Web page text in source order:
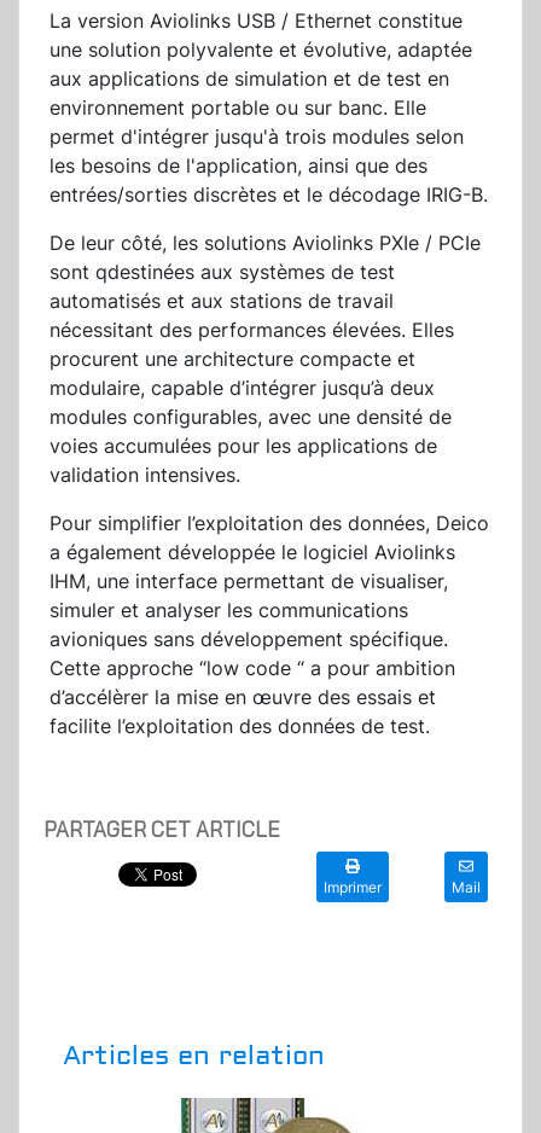
La version Aviolinks USB / Ethernet constitue
une solution polyvalente et évolutive, adaptée
aux applications de simulation et de test en
environnement portable ou sur banc. Elle
permet d'intégrer jusqu'à trois modules selon
les besoins de l'application, ainsi que des
entrées/sorties discrètes et le décodage IRIG-B.
De leur côté, les solutions Aviolinks PXIe / PCIe
sont qdestinées aux systèmes de test
automatisés et aux stations de travail
nécessitant des performances élevées. Elles
procurent une architecture compacte et
modulaire, capable d’intégrer jusqu’à deux
modules configurables, avec une densité de
voies accumulées pour les applications de
validation intensives.
Pour simplifier l’exploitation des données, Deico
a également développée le logiciel Aviolinks
IHM, une interface permettant de visualiser,
simuler et analyser les communications
avioniques sans développement spécifique.
Cette approche “low code “ a pour ambition
d’accélèrer la mise en œuvre des essais et
facilite l’exploitation des données de test.
PARTAGER CET ARTICLE
Imprimer Mail
Articles en relation